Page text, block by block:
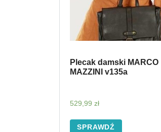
Plecak damski MARCO
MAZZINI v135a
529,99 zł
SPRAWDŹ